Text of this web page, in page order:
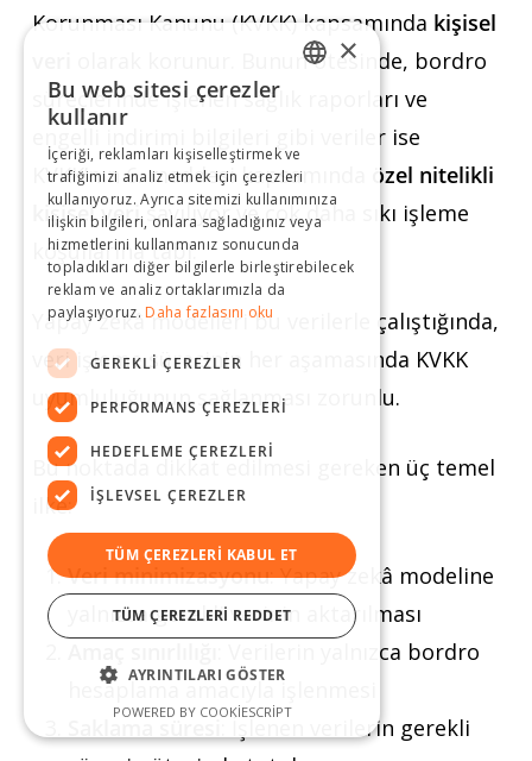
Korunması Kanunu (KVKK) kapsamında kişisel
olarak korunur. Bunun ötesinde, bordro
süreçlerinde işlenen sağlık raporları ve
engelli indirimi bilgileri gibi veriler ise
KVKK’nın 6. maddesi kapsamında
özel nitelikli
kişisel verisayılıyor ve çok daha sıkı işleme
koşullarına tabi.
Yapay zekâ modelleri bu verilerle çalıştığında,
veri işleme sürecinin her aşamasında KVKK
uyumluluğunun sağlanması zorunlu.
Bu noktada dikkat edilmesi gereken üç temel
ilke:
Veri minimizasyonu: Yapay zekâ modeline
yalnızca gerekli verinin aktarılması
: Verilerin yalnızca bordro
hesaplama amacıyla işlenmesi
: İşlenen verilerin gerekli
×
Bu web sitesi çerezler
kullanır
İçeriği, reklamları kişiselleştirmek ve
trafiğimizi analiz etmek için çerezleri
kullanıyoruz. Ayrıca sitemizi kullanımınıza
ilişkin bilgileri, onlara sağladığınız veya
hizmetlerini kullanmanız sonucunda
topladıkları diğer bilgilerle birleştirebilecek
reklam ve analiz ortaklarımızla da
paylaşıyoruz. Daha fazlasını oku
GEREKLI ÇEREZLER
PERFORMANS ÇEREZLERI
HEDEFLEME ÇEREZLERI
İŞLEVSEL ÇEREZLER
TÜM ÇEREZLERI KABUL ET
TÜM ÇEREZLERI REDDET
AYRINTILARI GÖSTER
POWERED BY COOKIESCRIPT